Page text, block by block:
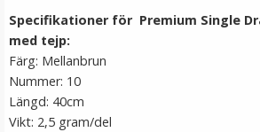
Platt tång för isättning av
Specifikationer för Premium Single
med tejp:
Färg: Mellanbrun
Nummer: 10
Längd: 40cm
Vikt: 2,5 gram/del